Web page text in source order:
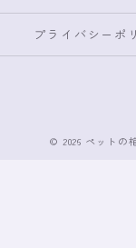
プライバシーポ
© 2026 ペットの